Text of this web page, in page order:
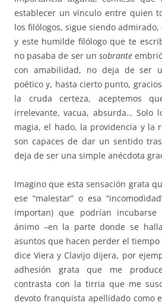
establecer un vínculo entre quien
los filólogos, sigue siendo
y este humilde filólogo que te
no pasaba de ser unsobrante
con amabilidad, no deja de ser
poético y, hasta cierto punto,
la cruda certeza, aceptemos
irrelevante, vacua, absurda… Solo
magia, el hado, la providencia y la
son capaces de dar un sentido
deja de ser una simple anécdota
Imagino que esta sensación grata
ese “malestar” o esa
importan) que podrían
ánimo –en la parte donde se
asuntos que hacen perder el
dice Viera y Clavijo dijera, por
adhesión grata que me
contrasta con la tirria que me
devoto franquista apellidado como